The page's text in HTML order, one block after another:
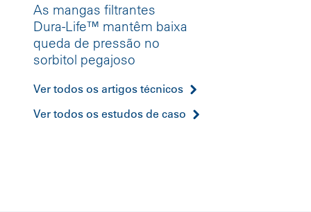
As mangas filtrantes
Dura-Life™ mantêm baixa
queda de pressão no
sorbitol pegajoso
Ver todos os artigos técnicos
Ver todos os estudos de caso